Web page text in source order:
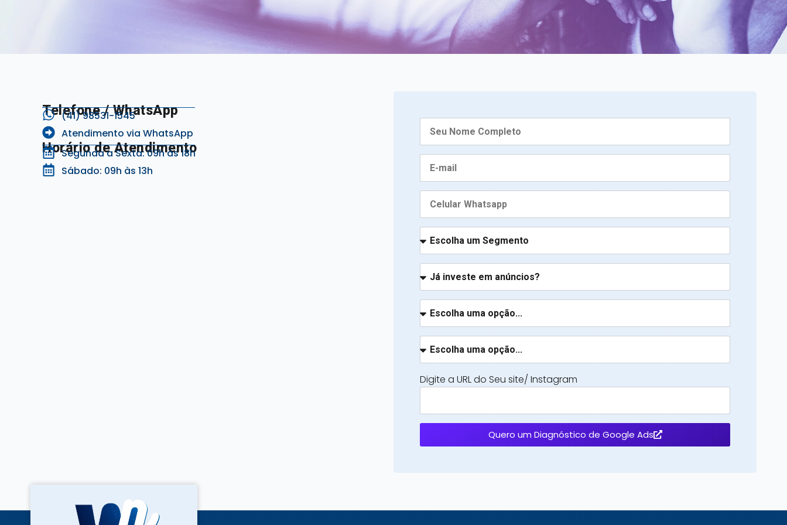
Telefone / WhatsApp
(41) 98531-1545
Atendimento via WhatsApp
Horário de Atendimento
Segunda a Sexta: 09h às 18h
Sábado: 09h às 13h
Digite a URL do Seu site/ Instagram
Quero um Diagnóstico de Google Ads